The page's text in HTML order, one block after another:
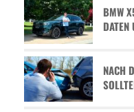
BMW
ATEN
NACH